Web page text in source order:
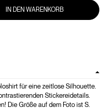
IN DEN WARENKORB
für eine zeitlose Silhouette.
Stickereidetails.
Die Größe auf dem Foto ist S.